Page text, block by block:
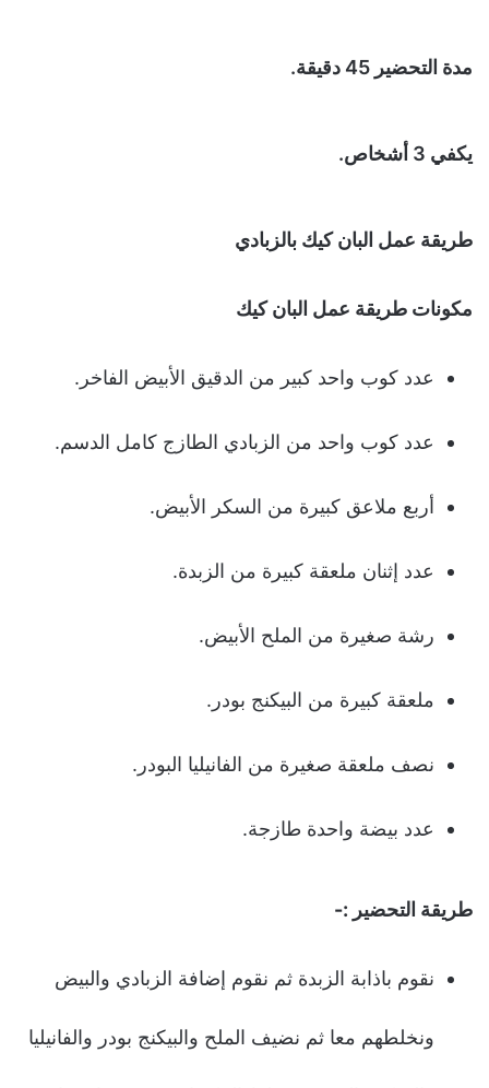
مدة التحضير 45 دقيقة.
يكفي 3 أشخاص.
طريقة عمل البان كيك بالزبادي
مكونات طريقة عمل البان كيك
عدد كوب واحد كبير من الدقيق الأبيض الفاخر.
عدد كوب واحد من الزبادي الطازج كامل الدسم.
أربع ملاعق كبيرة من السكر الأبيض.
عدد إثنان ملعقة كبيرة من الزبدة.
رشة صغيرة من الملح الأبيض.
ملعقة كبيرة من البيكنج بودر.
نصف ملعقة صغيرة من الفانيليا البودر.
عدد بيضة واحدة طازجة.
طريقة التحضير :-
نقوم باذابة الزبدة ثم نقوم إضافة الزبادي والبيض
ونخلطهم معا ثم نضيف الملح والبيكنج بودر والفانيليا